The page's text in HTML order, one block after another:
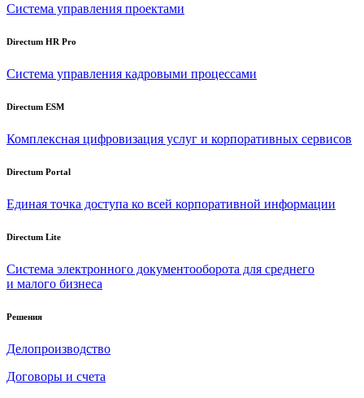
Система управления проектами
Directum HR Pro
Система управления кадровыми процессами
Directum ESM
Комплексная цифровизация услуг и корпоративных сервисов
Directum Portal
Единая точка доступа ко всей корпоративной информации
Directum Lite
Система электронного документооборота для среднего
и малого бизнеса
Решения
Делопроизводство
Договоры и счета